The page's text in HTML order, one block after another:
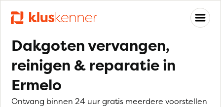
Dakgoten vervangen,
reinigen & reparatie in
Ermelo
Ontvang binnen 24 uur gratis meerdere voorstellen